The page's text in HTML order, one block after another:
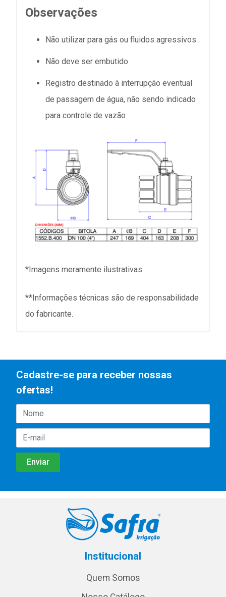
Observações
Não utilizar para gás ou fluidos agressivos
Não deve ser embutido
Registro destinado à interrupção eventual
de passagem de água, não sendo indicado
para controle de vazão
*Imagens meramente ilustrativas.
**Informações técnicas são de responsabilidade
do fabricante.
Cadastre-se para receber nossas
ofertas!
Institucional
Quem Somos